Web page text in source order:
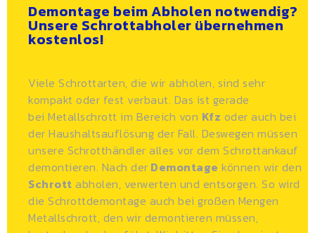
Demontage beim Abholen notwendig?
Unsere Schrottabholer übernehmen
kostenlos!
Viele Schrottarten, die wir abholen, sind sehr
kompakt oder fest verbaut. Das ist gerade
bei Metallschrott im Bereich von Kfz oder auch bei
der Haushaltsauflösung der Fall. Deswegen müssen
unsere Schrotthändler alles vor dem Schrottankauf
demontieren. Nach der Demontage können wir den
Schrott abholen, verwerten und entsorgen. So wird
die Schrottdemontage auch bei großen Mengen
Metallschrott, den wir demontieren müssen,